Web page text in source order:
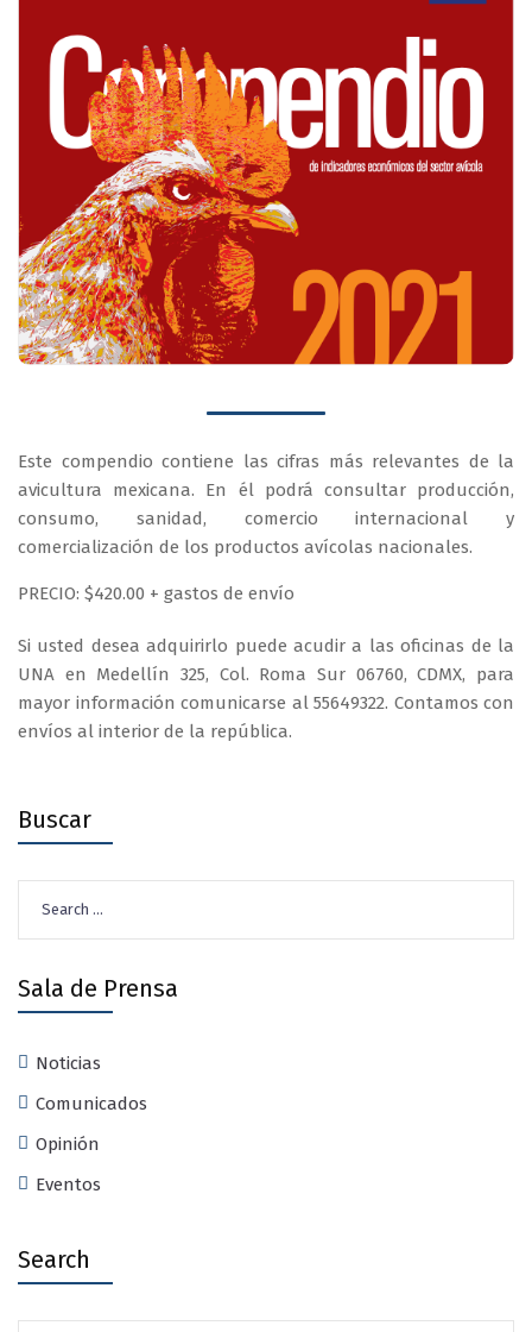
Este compendio contiene las cifras más relevantes de la
avicultura mexicana. En él podrá consultar producción,
consumo, sanidad, comercio internacional y
comercialización de los productos avícolas nacionales.
PRECIO: $420.00 + gastos de envío
Si usted desea adquirirlo puede acudir a las oficinas de la
UNA en Medellín 325, Col. Roma Sur 06760, CDMX, para
mayor información comunicarse al 55649322. Contamos con
envíos al interior de la república.
Buscar
for:
Sala de Prensa
Noticias
Comunicados
Opinión
Eventos
Search